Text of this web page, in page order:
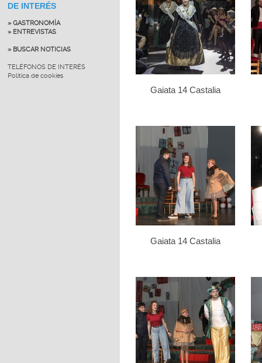
DE INTERÉS
» GASTRONOMÍA
» ENTREVISTAS
» BUSCAR NOTICIAS
TELÉFONOS DE INTERÉS
Política de cookies
Gaiata 14 Castalia
Gaiata 14 Castalia